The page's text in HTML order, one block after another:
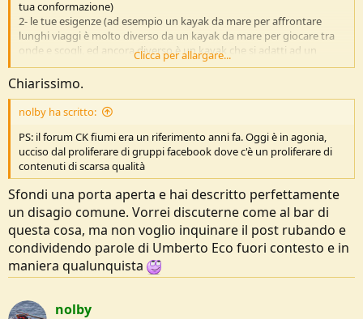
Sottocosta (che a breve subirà un pesante rinnovo) trovi tutti gli
istruttori abilitati al percorso Pagaia Azzurra, puoi contattarli per
capire se vicino a te c'è qualche club a cui ti puoi appoggiare.
In alternativa ci sono delle società o SSD che svolgono servizi
professionali di training e nevigazioni guidate: ad esempio conosco
personalmente Tuilik (Milano con base a Lerici), Sea Kayak Italy
(Lago d'Orta), Adriatik Sea Kayak (San Benedetto del Tronto), Kayak
Per quanto riguarda le letture trovi qualche recensione di manuali
sul mio sito, sezionelibri->tecnica
tua conformazione)
2- le tue esigenze (ad esempio un kayak da mare per affrontare
lunghi viaggi è molto diverso da un kayak da mare per giocare tra
onde e scogli, ed ancora diverso è un kayak che si adatti ad un
pagaiatore che ricerca fitness in acque interne o che si adatti
perfettamente ad ambienti fluviali)
Clicca per allargare...
Chiarissimo.
nolby ha scritto:
PS: il forum CK fiumi era un riferimento anni fa. Oggi è in agonia,
ucciso dal proliferare di gruppi facebook dove c'è un proliferare di
contenuti di scarsa qualità
Sfondi una porta aperta e hai descritto perfettamente
un disagio comune. Vorrei discuterne come al bar di
questa cosa, ma non voglio inquinare il post rubando e
condividendo parole di Umberto Eco fuori contesto e in
maniera qualunquista
nolby